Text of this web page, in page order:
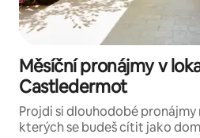
Měsíční pronájmy v
Castledermot
Projdi si dlouhodobé pronájmy
kterých se budeš cítit jako